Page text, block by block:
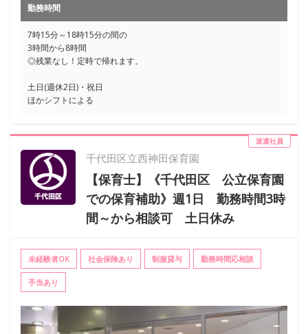
勤務時間
7時15分～18時15分の間の
3時間から8時間
◎残業なし！定時で帰れます。
土日(週休2日)・祝日
ほかシフトによる
派遣社員
千代田区立西神田保育園
【保育士】《千代田区 公立保育園
での保育補助》週1日 勤務時間3時
間～から相談可 土日休み
未経験者OK 社会保険あり 制服貸与 勤務時間応相談
手当あり